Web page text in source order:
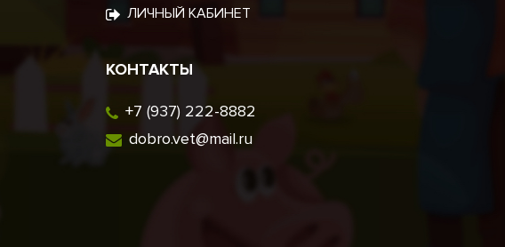
ЛИЧНЫЙ КАБИНЕТ
КОНТАКТЫ
+7 (937) 222-8882
dobro.vet@mail.ru